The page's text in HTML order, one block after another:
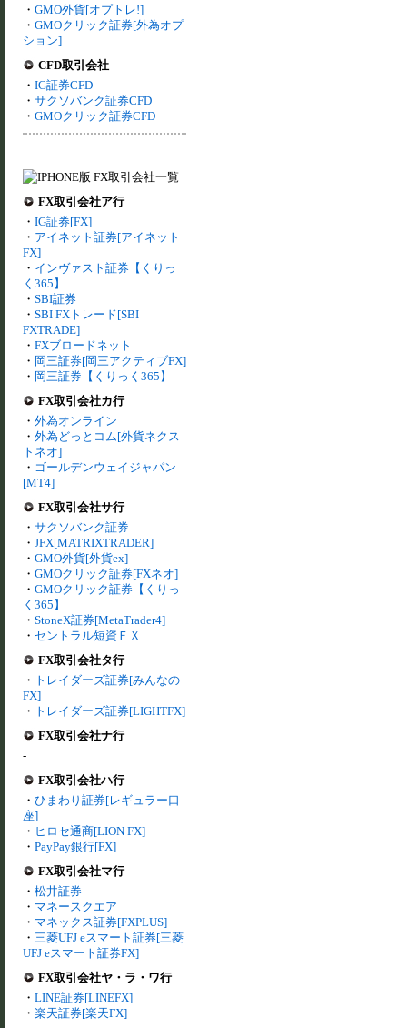
・ GMO外貨[オプトレ!]
・ GMOクリック証券[外為オプ
ション]
CFD取引会社
・ IG証券CFD
・ サクソバンク証券CFD
・ GMOクリック証券CFD
FX取引会社ア行
・ IG証券[FX]
・ アイネット証券[アイネット
FX]
・ インヴァスト証券【くりっ
く365】
・ SBI証券
・ SBI FXトレード[SBI
FXTRADE]
・ FXブロードネット
・ 岡三証券[岡三アクティブFX]
・ 岡三証券【くりっく365】
FX取引会社カ行
・ 外為オンライン
・ 外為どっとコム[外貨ネクス
トネオ]
・ ゴールデンウェイジャパン
[MT4]
FX取引会社サ行
・ サクソバンク証券
・ JFX[MATRIXTRADER]
・ GMO外貨[外貨ex]
・ GMOクリック証券[FXネオ]
・ GMOクリック証券【くりっ
く365】
・ StoneX証券[MetaTrader4]
・ セントラル短資ＦＸ
FX取引会社タ行
・ トレイダーズ証券[みんなの
FX]
・ トレイダーズ証券[LIGHTFX]
FX取引会社ナ行
-
FX取引会社ハ行
・ ひまわり証券[レギュラー口
座]
・ ヒロセ通商[LION FX]
・ PayPay銀行[FX]
FX取引会社マ行
・ 松井証券
・ マネースクエア
・ マネックス証券[FXPLUS]
・ 三菱UFJ eスマート証券[三菱
UFJ eスマート証券FX]
FX取引会社ヤ・ラ・ワ行
・ LINE証券[LINEFX]
・ 楽天証券[楽天FX]